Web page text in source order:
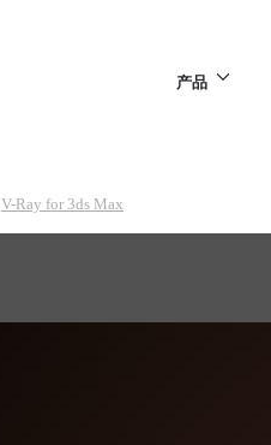
产品
V-Ray for 3ds Max